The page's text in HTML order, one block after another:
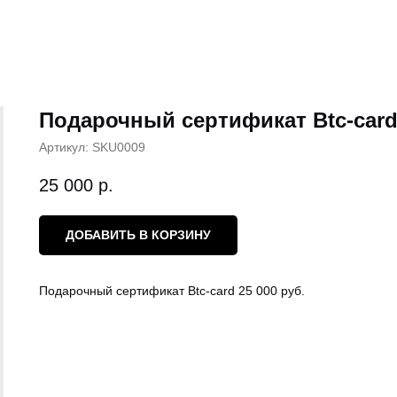
Подарочный сертификат Btc-
Артикул: SKU0009
25 000 р.
ДОБАВИТЬ В КОРЗИНУ
Подарочный сертификат Btc-card 25 000 руб.